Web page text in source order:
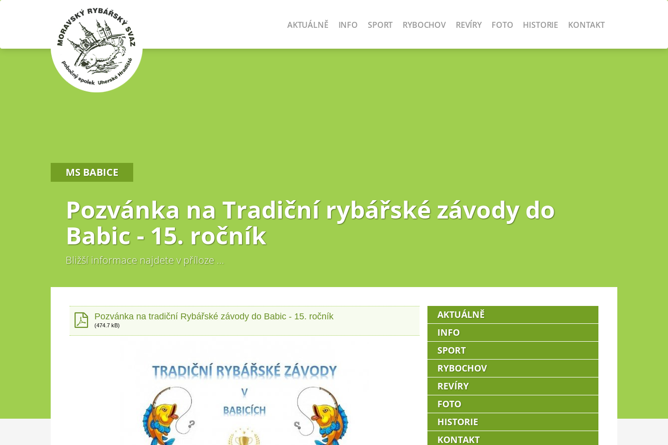
AKTUÁLNĚ INFO SPORT RYBOCHOV REVÍRY FOTO HISTORIE KONTAKT
MS BABICE
Pozvánka na Tradiční rybářské závody do
Babic - 15. ročník
Bližší informace najdete v příloze ...
Pozvánka na tradiční Rybářské závody do Babic - 15. ročník
(474.7 kB)
AKTUÁLNĚ
INFO
SPORT
RYBOCHOV
REVÍRY
FOTO
HISTORIE
KONTAKT